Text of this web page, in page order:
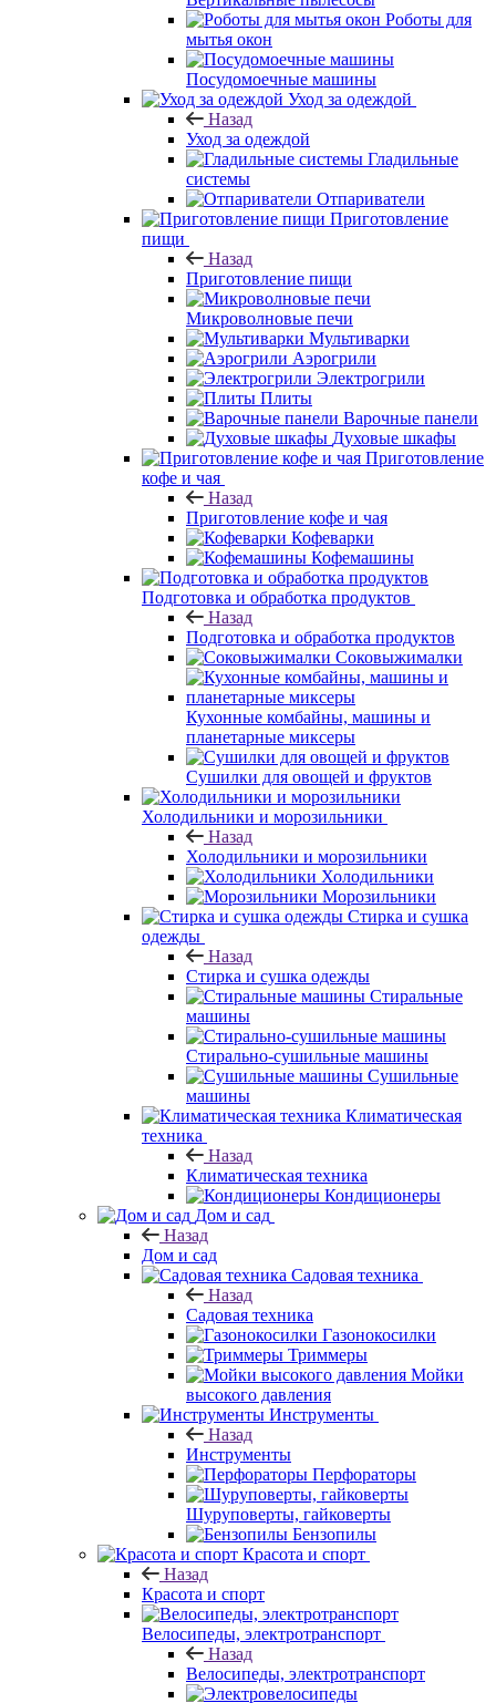
Роботы для
мытья окон
Посудомоечные машины
Уход за одеждой
Назад
Уход за одеждой
Гладильные
системы
Отпариватели
Приготовление
пищи
Назад
Приготовление пищи
Микроволновые печи
Мультиварки
Аэрогрили
Электрогрили
Плиты
Варочные панели
Духовые шкафы
Приготовление
кофе и чая
Назад
Приготовление кофе и чая
Кофеварки
Кофемашины
Подготовка и обработка продуктов
Назад
Подготовка и обработка продуктов
Соковыжималки
Кухонные комбайны, машины и
планетарные миксеры
Сушилки для овощей и фруктов
Холодильники и морозильники
Назад
Холодильники и морозильники
Холодильники
Морозильники
Стирка и сушка
одежды
Назад
Стирка и сушка одежды
Стиральные
машины
Стирально-сушильные машины
Сушильные
машины
Климатическая
техника
Назад
Климатическая техника
Кондиционеры
Дом и сад
Назад
Дом и сад
Садовая техника
Назад
Садовая техника
Газонокосилки
Триммеры
Мойки
высокого давления
Инструменты
Назад
Инструменты
Перфораторы
Шуруповерты, гайковерты
Бензопилы
Красота и спорт
Назад
Красота и спорт
Велосипеды, электротранспорт
Назад
Велосипеды, электротранспорт